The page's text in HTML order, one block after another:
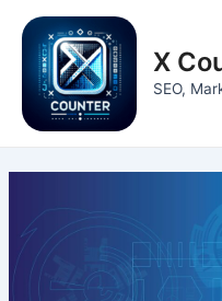
Inhalt
springen
X
SEO,